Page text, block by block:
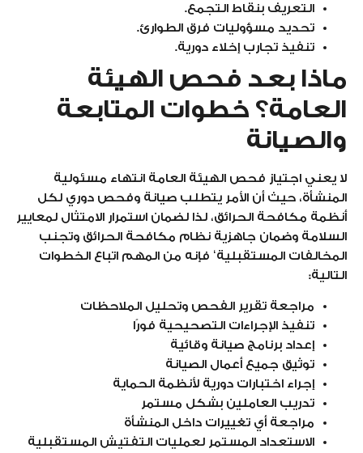
التعريف بنقاط التجمع.
تحديد مسؤوليات فرق الطوارئ.
تنفيذ تجارب إخلاء دورية.
ماذا بعد فحص الهيئة
العامة؟ خطوات المتابعة
والصيانة
لا يعني اجتياز فحص الهيئة العامة انتهاء مسئولية
المنشأة، حيث أن الأمر يتطلب صيانة وفحص دوري لكل
أنظمة مكافحة الحرائق، لذا لضمان استمرار الامتثال لمعايير
السلامة وضمان جاهزية نظام مكافحة الحرائق وتجنب
المخالفات المستقبلية‘ فإنه من المهم اتباع الخطوات
التالية:
مراجعة تقرير الفحص وتحليل الملاحظات
تنفيذ الإجراءات التصحيحية فورًا
إعداد برنامج صيانة وقائية
توثيق جميع أعمال الصيانة
إجراء اختبارات دورية لأنظمة الحماية
تدريب العاملين بشكل مستمر
مراجعة أي تغييرات داخل المنشأة
الاستعداد المستمر لعمليات التفتيش المستقبلية